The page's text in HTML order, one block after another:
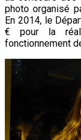
photo organisé
En 2014, le
€ pour la
fonctionnement